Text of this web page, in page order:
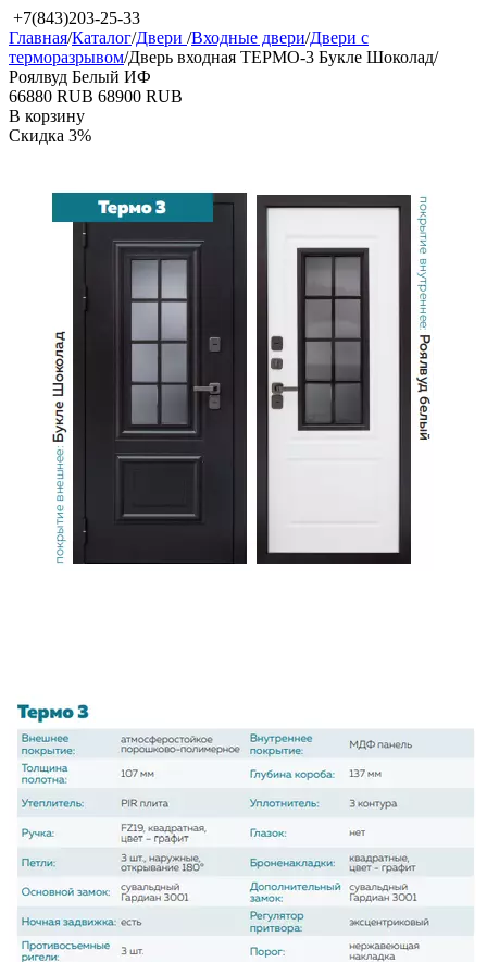
+7(843)203-25-33
Главная/Каталог/Двери /Входные двери/Двери с
терморазрывом/Дверь входная ТЕРМО-3 Букле Шоколад/
Роялвуд Белый ИФ
‍66880‍ RUB ‍68900‍ RUB
В корзину
Скидка 3%